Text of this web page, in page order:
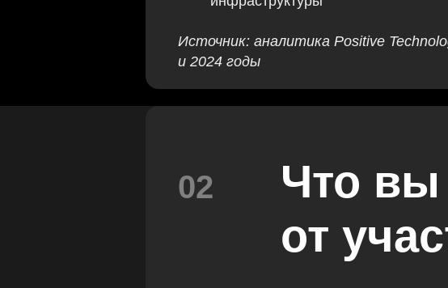
Источник: аналитика Positive
и 2024 годы
02
Что вы
от